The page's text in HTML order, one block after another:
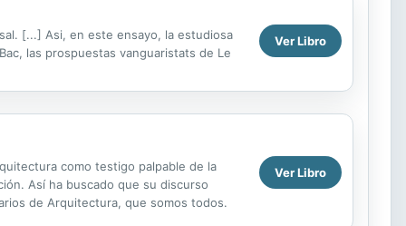
[...] Asi, en este ensayo, la estudiosa
las prospuestas vanguaristats de Le
Ver Libro
como testigo palpable de la
Así ha buscado que su discurso
de Arquitectura, que somos todos.
Ver Libro